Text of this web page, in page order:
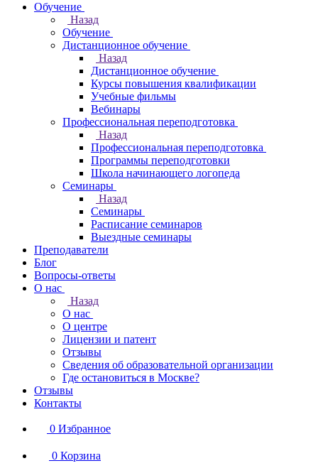
Обучение
Назад
Обучение
Дистанционное обучение
Назад
Дистанционное обучение
Курсы повышения квалификации
Учебные фильмы
Вебинары
Профессиональная переподготовка
Назад
Профессиональная переподготовка
Программы переподготовки
Школа начинающего логопеда
Семинары
Назад
Семинары
Расписание семинаров
Выездные семинары
Преподаватели
Блог
Вопросы-ответы
О нас
Назад
О нас
О центре
Лицензии и патент
Отзывы
Сведения об образовательной организации
Где остановиться в Москве?
Отзывы
Контакты
0 Избранное
0 Корзина